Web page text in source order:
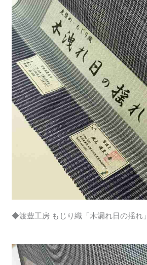
◆渡豊工房 もじり織「木漏れ日の揺れ」